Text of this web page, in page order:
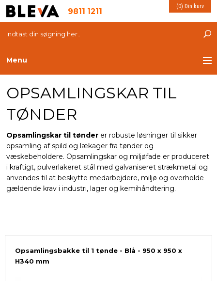
9811 1211 (0) Din kurv
Menu
TRANSPORT
PLASTKASSER
LØFTEUDSTYR
INDRETNING
ESD PRODUKTER
OPSAMLINGSKAR TIL
TØNDER
Opsamlingskar til tønderer robuste løsninger til sikker
opsamling af spild og lækager fra tønder og
væskebeholdere. Opsamlingskar og miljøfade er produceret
i kraftigt, pulverlakeret stål med galvaniseret strækmetal og
anvendes til at beskytte medarbejdere, miljø og overholde
gældende krav i industri, lager og kemihåndtering.
Opsamlingsbakke til 1 tønde - Blå - 950 x 950 x
H340 mm